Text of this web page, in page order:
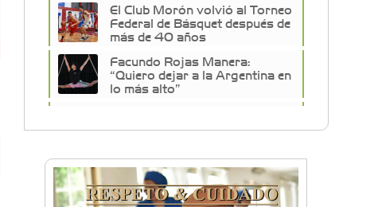
El Club Morón volvió al Torneo
Federal de Básquet después de
más de 40 años
Facundo Rojas Manera:
“Quiero dejar a la Argentina en
lo más alto”
desconocida de los arcos del
Club Morón celebró sus 127
años con un fiestón